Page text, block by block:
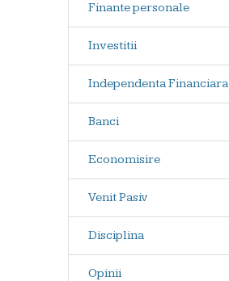
Finante personale
Investitii
Independenta Financiara
Banci
Economisire
Venit Pasiv
Disciplina
Opinii